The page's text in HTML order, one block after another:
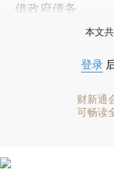
借政府债务。
本文
登录
财新通
可畅读